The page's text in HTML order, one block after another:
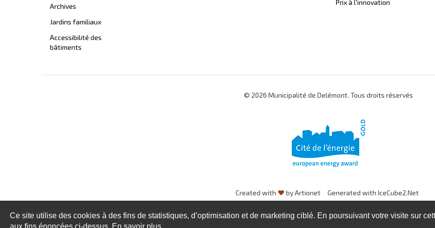
Archives
Jardins familiaux
Accessibilité des
bâtiments
Prix à l'innovation
© 2026 Municipalité de Delémont. Tous droits réservés
Created with ♥by Artionet Generated with IceCube2.Net
Ce site utilise des cookies à des fins de statistiques, d’optimisation et de marketing ciblé. En poursuivant votre visite sur
aux fins énoncées ci-dessus. En savoir plus.